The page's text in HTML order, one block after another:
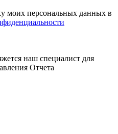
моих персональных данных в
наш специалист для
Отчета